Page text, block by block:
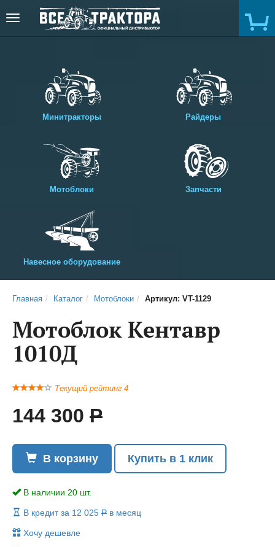
Toggle
navigation
Минитракторы Райдеры
Мотоблоки Запчасти
Навесное оборудование
Главная Каталог Мотоблоки Артикул: VT-1129
Мотоблок Кентавр
1010Д
Текущий рейтинг 4
144 300 Р
В корзину Купить в 1 клик
В наличии 20 шт.
В кредит за 12 025 Р в месяц
Хочу дешевле